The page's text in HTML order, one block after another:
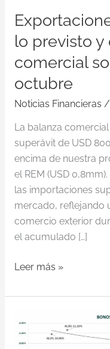
lo previsto y
comercial
octubre
Noticias Financieras /
La balanza
superávit de USD
encima de nuestra
el REM (USD
las importaciones
mercado, reflejando
comercio exterior
el acumulado […]
Leer más »
NOTICIA